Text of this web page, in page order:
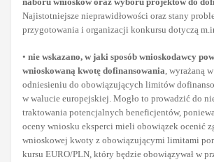
Najistotniejsze nieprawidłowości oraz stany
przygotowania i organizacji konkursu dotyczą
• nie wskazano, w jaki sposób wnioskodawcy
wnioskowaną kwotę dofinansowania, wyrażaną
odniesieniu do obowiązujących limitów
w walucie europejskiej. Mogło to prowadzić do
traktowania potencjalnych beneficjentów,
oceny wniosku eksperci mieli obowiązek ocenić
wnioskowej kwoty z obowiązującymi limitami
kursu EURO/PLN, który będzie obowiązywał w